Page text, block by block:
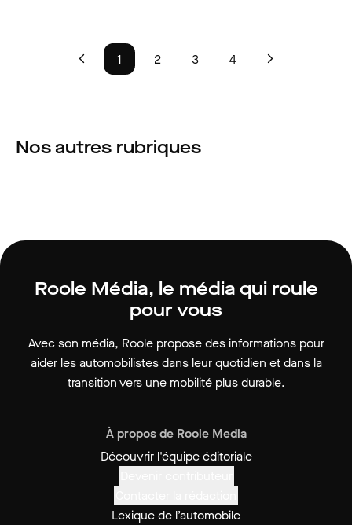
1 2 3 4
Nos autres rubriques
préoccupations de tous les
vacances et week-
France... et en
Roole Média, le média qui roule
pour vous
Avec son média, Roole propose des informations pour
aider les automobilistes dans leur quotidien et dans la
transition vers une mobilité plus durable.
À propos de Roole Media
Découvrir l'équipe éditoriale
Lexique de l’automobile